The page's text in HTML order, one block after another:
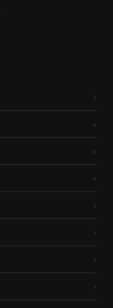
›
›
›
›
›
›
›
›